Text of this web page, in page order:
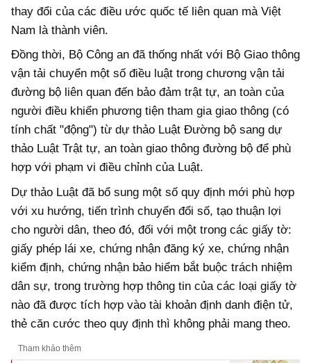
thay đổi của các điều ước quốc tế liên quan mà Việt
Nam là thành viên.
Đồng thời, Bộ Công an đã thống nhất với Bộ Giao thông
vận tải chuyển một số điều luật trong chương vận tải
đường bộ liên quan đến bảo đảm trật tự, an toàn của
người điều khiển phương tiện tham gia giao thông (có
tính chất "động") từ dự thảo Luật Đường bộ sang dự
thảo Luật Trật tự, an toàn giao thông đường bộ để phù
hợp với phạm vi điều chỉnh của Luật.
Dự thảo Luật đã bổ sung một số quy định mới phù hợp
với xu hướng, tiến trình chuyển đổi số, tạo thuận lợi
cho người dân, theo đó, đối với một trong các giấy tờ:
giấy phép lái xe, chứng nhận đăng ký xe, chứng nhận
kiểm định, chứng nhận bảo hiểm bắt buộc trách nhiệm
dân sự, trong trường hợp thông tin của các loại giấy tờ
nào đã được tích hợp vào tài khoản định danh điện tử,
thẻ căn cước theo quy định thì không phải mang theo.
Tham khảo thêm